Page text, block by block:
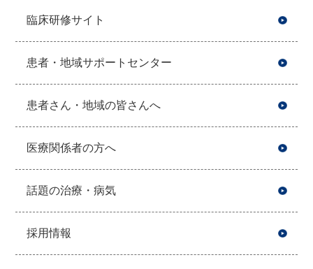
臨床研修サイト
患者・地域サポートセンター
患者さん・地域の皆さんへ
医療関係者の方へ
話題の治療・病気
採用情報